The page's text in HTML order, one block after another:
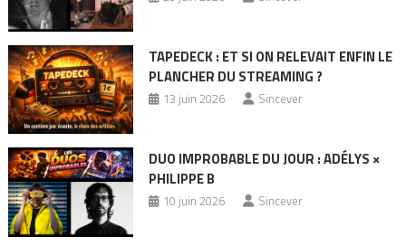
TAPEDECK : ET SI ON RELEVAIT ENFIN LE
PLANCHER DU STREAMING ?
13 juin 2026 Sincever
DUO IMPROBABLE DU JOUR : ADÉLYS ×
PHILIPPE B
10 juin 2026 Sincever